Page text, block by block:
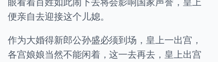
便亲自去迎接这个儿媳。
作为大婚得新郎公孙盛必须到场，皇上一出宫，
各宫娘娘当然不能闲着，这一去再去，皇上出宫